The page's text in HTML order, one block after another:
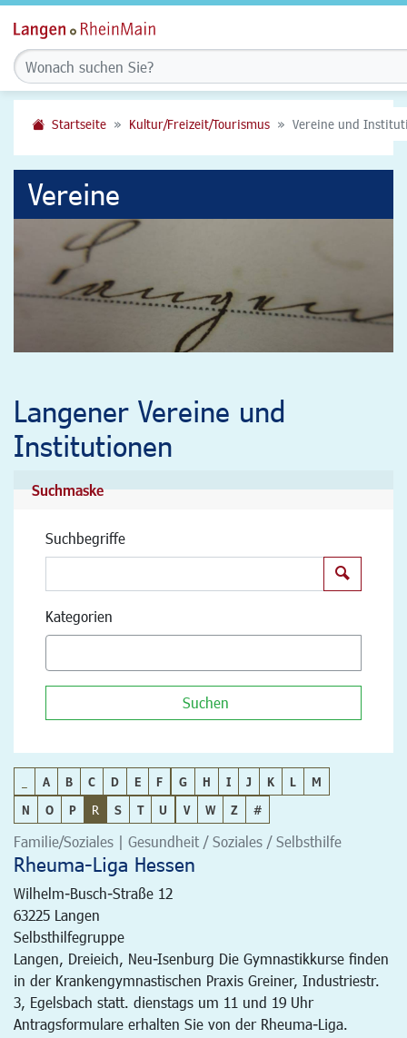
Startseite Kultur/Freizeit/Tourismus Vereine und
Vereine
Langener Vereine und
Institutionen
Suchmaske
Suchbegriffe
Kategorien
Suchen
A B C D E F G H I J K L
M
N
O P R S T U V W Z #
Familie/Soziales | Gesundheit / Soziales / Selbsthilfe
Rheuma-Liga Hessen
Wilhelm-Busch-Straße 12
63225 Langen
Selbsthilfegruppe
Langen, Dreieich, Neu-Isenburg Die Gymnastikkurse finden
in der Krankengymnastischen Praxis Greiner, Industriestr.
3, Egelsbach statt. dienstags um 11 und 19 Uhr
Antragsformulare erhalten Sie von der Rheuma-Liga.